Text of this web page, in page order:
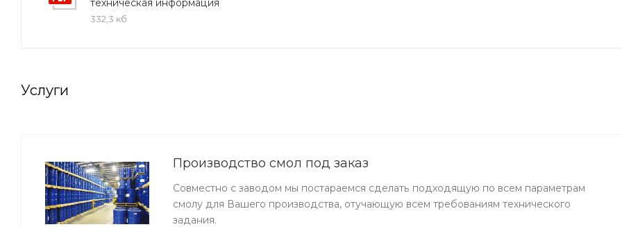
техническая информация
332,3 кб
Услуги
Производство смол под заказ
Совместно с заводом мы постараемся сделать подходящую по всем параметрам
смолу для Вашего производства, отучающую всем требованиям технического
задания.